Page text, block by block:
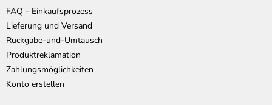
FAQ - Einkaufsprozess
Lieferung und Versand
Ruckgabe-und-Umtausch
Produktreklamation
Zahlungsmöglichkeiten
Konto erstellen